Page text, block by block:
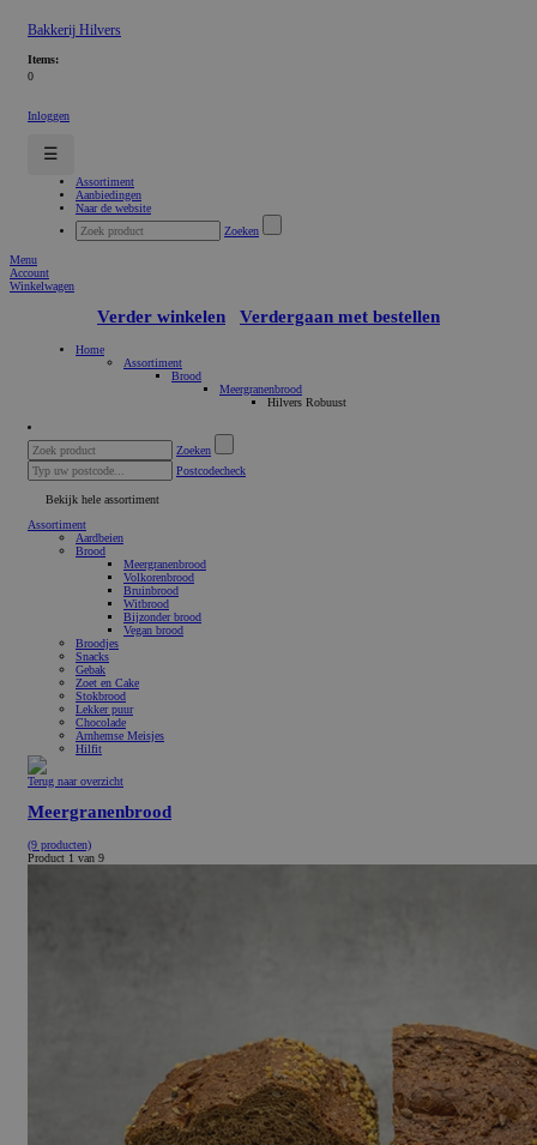
Bakkerij Hilvers
Items:
0
Inloggen
☰
Assortiment
Aanbiedingen
Naar de website
Zoeken
Menu
Account
Winkelwagen
Verder winkelen Verdergaan met bestellen
Home
Assortiment
Brood
Meergranenbrood
Hilvers Robuust
Zoeken
Postcodecheck
Bekijk hele assortiment
Assortiment
Aardbeien
Brood
Meergranenbrood
Volkorenbrood
Bruinbrood
Witbrood
Bijzonder brood
Vegan brood
Broodjes
Snacks
Gebak
Zoet en Cake
Stokbrood
Lekker puur
Chocolade
Arnhemse Meisjes
Hilfit
Terug naar overzicht
Meergranenbrood
(9 producten)
Product 1 van 9